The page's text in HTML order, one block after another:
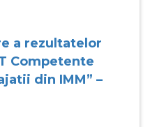
a rezultatelor
Competente
din IMM” –